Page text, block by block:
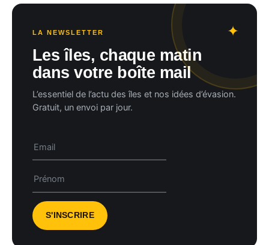
LA NEWSLETTER
Les îles, chaque matin
dans votre boîte mail
L’essentiel de l’actu des îles et nos idées d’évasion.
Gratuit, un envoi par jour.